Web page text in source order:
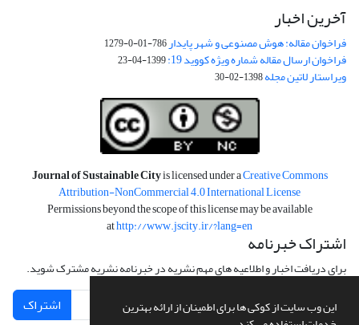
این وب سایت از کوکی ها برای اطمینان از ارائه بهترین
آخرین اخبار
فراخوان مقاله: هوش مصنوعی و شهر پایدار786-01-0-1279
فراخوان ارسال مقاله شماره ویژه کووید 19: 1399-04-23
ویراستار لاتین مجله1398-02-30
Journal of Sustainable Cityis licensed under aCreative Commons
Attribution-NonCommercial 4.0 International License
Permissions beyond the scope of this license may be available
athttp://www.jscity.ir/?lang=en
اشتراک خبرنامه
برای دریافت اخبار و اطلاعیه های مهم نشریه در خبرنامه نشریه مشترک شوید.
اشتراک